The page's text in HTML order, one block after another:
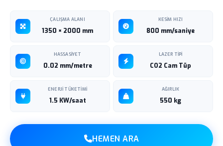
ÇALIŞMA ALANI
1350 × 2000 mm
KESIM HIZI
800 mm/saniye
HASSASIYET
0.02 mm/metre
LAZER TIPI
CO2 Cam Tüp
ENERJI TÜKETIMI
1.5 KW/saat
AĞIRLIK
550 kg
HEMEN ARA